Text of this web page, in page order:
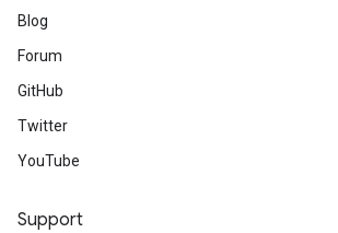
Blog
Forum
GitHub
Twitter
YouTube
Support